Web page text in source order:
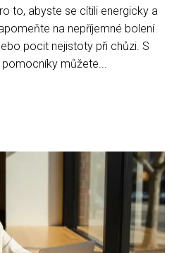
to, abyste se cítili energicky a
na nepříjemné bolení
pocit nejistoty při chůzi. S
můžete...